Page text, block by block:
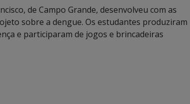
de Campo Grande, desenvolveu com as
sobre a dengue. Os estudantes produziram
e participaram de jogos e brincadeiras